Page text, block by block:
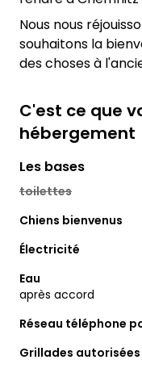
Nous nous
souhaitons la
des choses à
C'est ce que
hébergement
Les bases
toilettes
Chiens bienvenus
Électricité
Eau
après accord
Réseau téléphone
Grillades autorisées